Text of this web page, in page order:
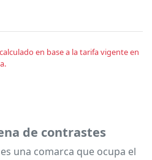
en base a la tarifa vigente en
de contrastes
una comarca que ocupa el